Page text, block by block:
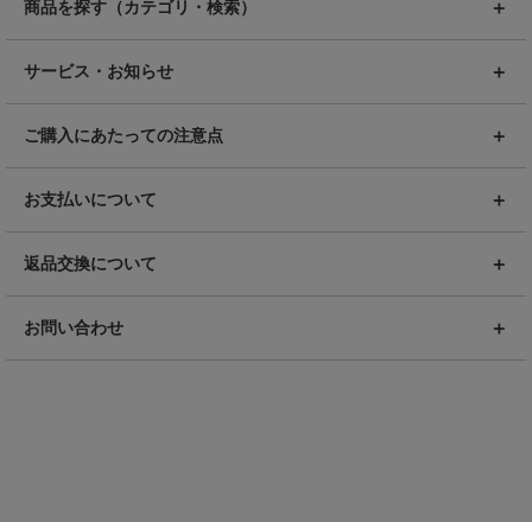
商品を探す（カテゴリ・検索）
サービス・お知らせ
ご購入にあたっての注意点
お支払いについて
返品交換について
お問い合わせ